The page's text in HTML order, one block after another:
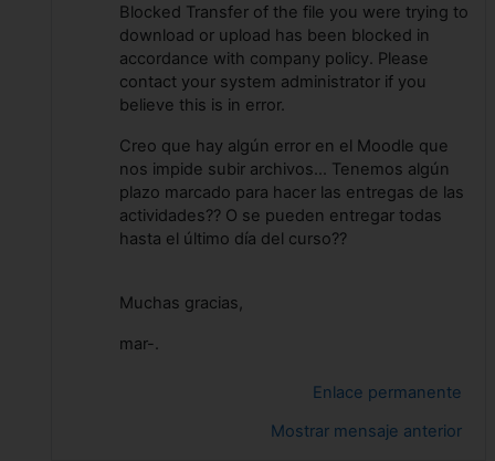
Blocked Transfer of the file you were trying to
download or upload has been blocked in
accordance with company policy. Please
contact your system administrator if you
believe this is in error.
Creo que hay algún error en el Moodle que
nos impide subir archivos... Tenemos algún
plazo marcado para hacer las entregas de las
actividades?? O se pueden entregar todas
hasta el último día del curso??
Muchas gracias,
mar-.
Enlace permanente
Mostrar mensaje anterior